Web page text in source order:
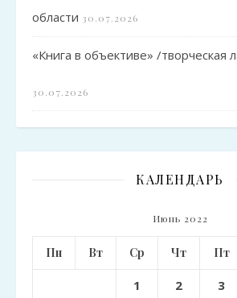
области 30.07.2026
«Книга в объективе» /творческая
30.07.2026
КАЛЕНДАРЬ
Июнь 2022
Пн Вт Ср Чт Пт
1 2 3